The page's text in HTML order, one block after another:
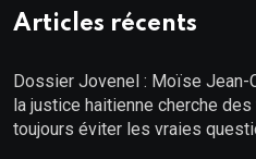
Articles récents
Dossier Jovenel : Moïse Jean-
la justice haitienne cherche
toujours éviter les vraies